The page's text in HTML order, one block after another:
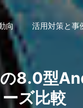
向 活用対策と事
の8.0型
ズ比較